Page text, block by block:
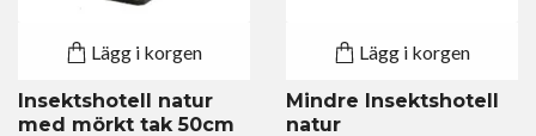
Lägg i korgen
Insektshotell natur
med mörkt tak 50cm
Lägg i korgen
Mindre Insektshotell
natur